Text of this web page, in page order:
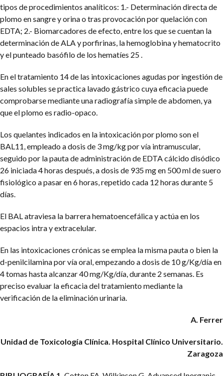
tipos de procedimientos analíticos: 1.- Determinación directa de
plomo en sangre y orina o tras provocación por quelación con
EDTA; 2.- Biomarcadores de efecto, entre los que se cuentan la
determinación de ALA y porfirinas, la hemoglobina y hematocrito
y el punteado basófilo de los hematíes 25 .
En el tratamiento 14 de las intoxicaciones agudas por ingestión de
sales solubles se practica lavado gástrico cuya eficacia puede
comprobarse mediante una radiografía simple de abdomen, ya
que el plomo es radio-opaco.
Los quelantes indicados en la intoxicación por plomo son el
BAL11, empleado a dosis de 3 mg/kg por vía intramuscular,
seguido por la pauta de administración de EDTA cálcido disódico
26 iniciada 4 horas después, a dosis de 935 mg en 500 ml de suero
fisiológico a pasar en 6 horas, repetido cada 12 horas durante 5
días.
El BAL atraviesa la barrera hematoencefálica y actúa en los
espacios intra y extracelular.
En las intoxicaciones crónicas se emplea la misma pauta o bien la
d-penilcilamina por vía oral, empezando a dosis de 10 g/Kg/día en
4 tomas hasta alcanzar 40 mg/Kg/día, durante 2 semanas. Es
preciso evaluar la eficacia del tratamiento mediante la
verificación de la eliminación urinaria.
A. Ferrer
Unidad de Toxicología Clínica. Hospital Clínico Universitario.
Zaragoza